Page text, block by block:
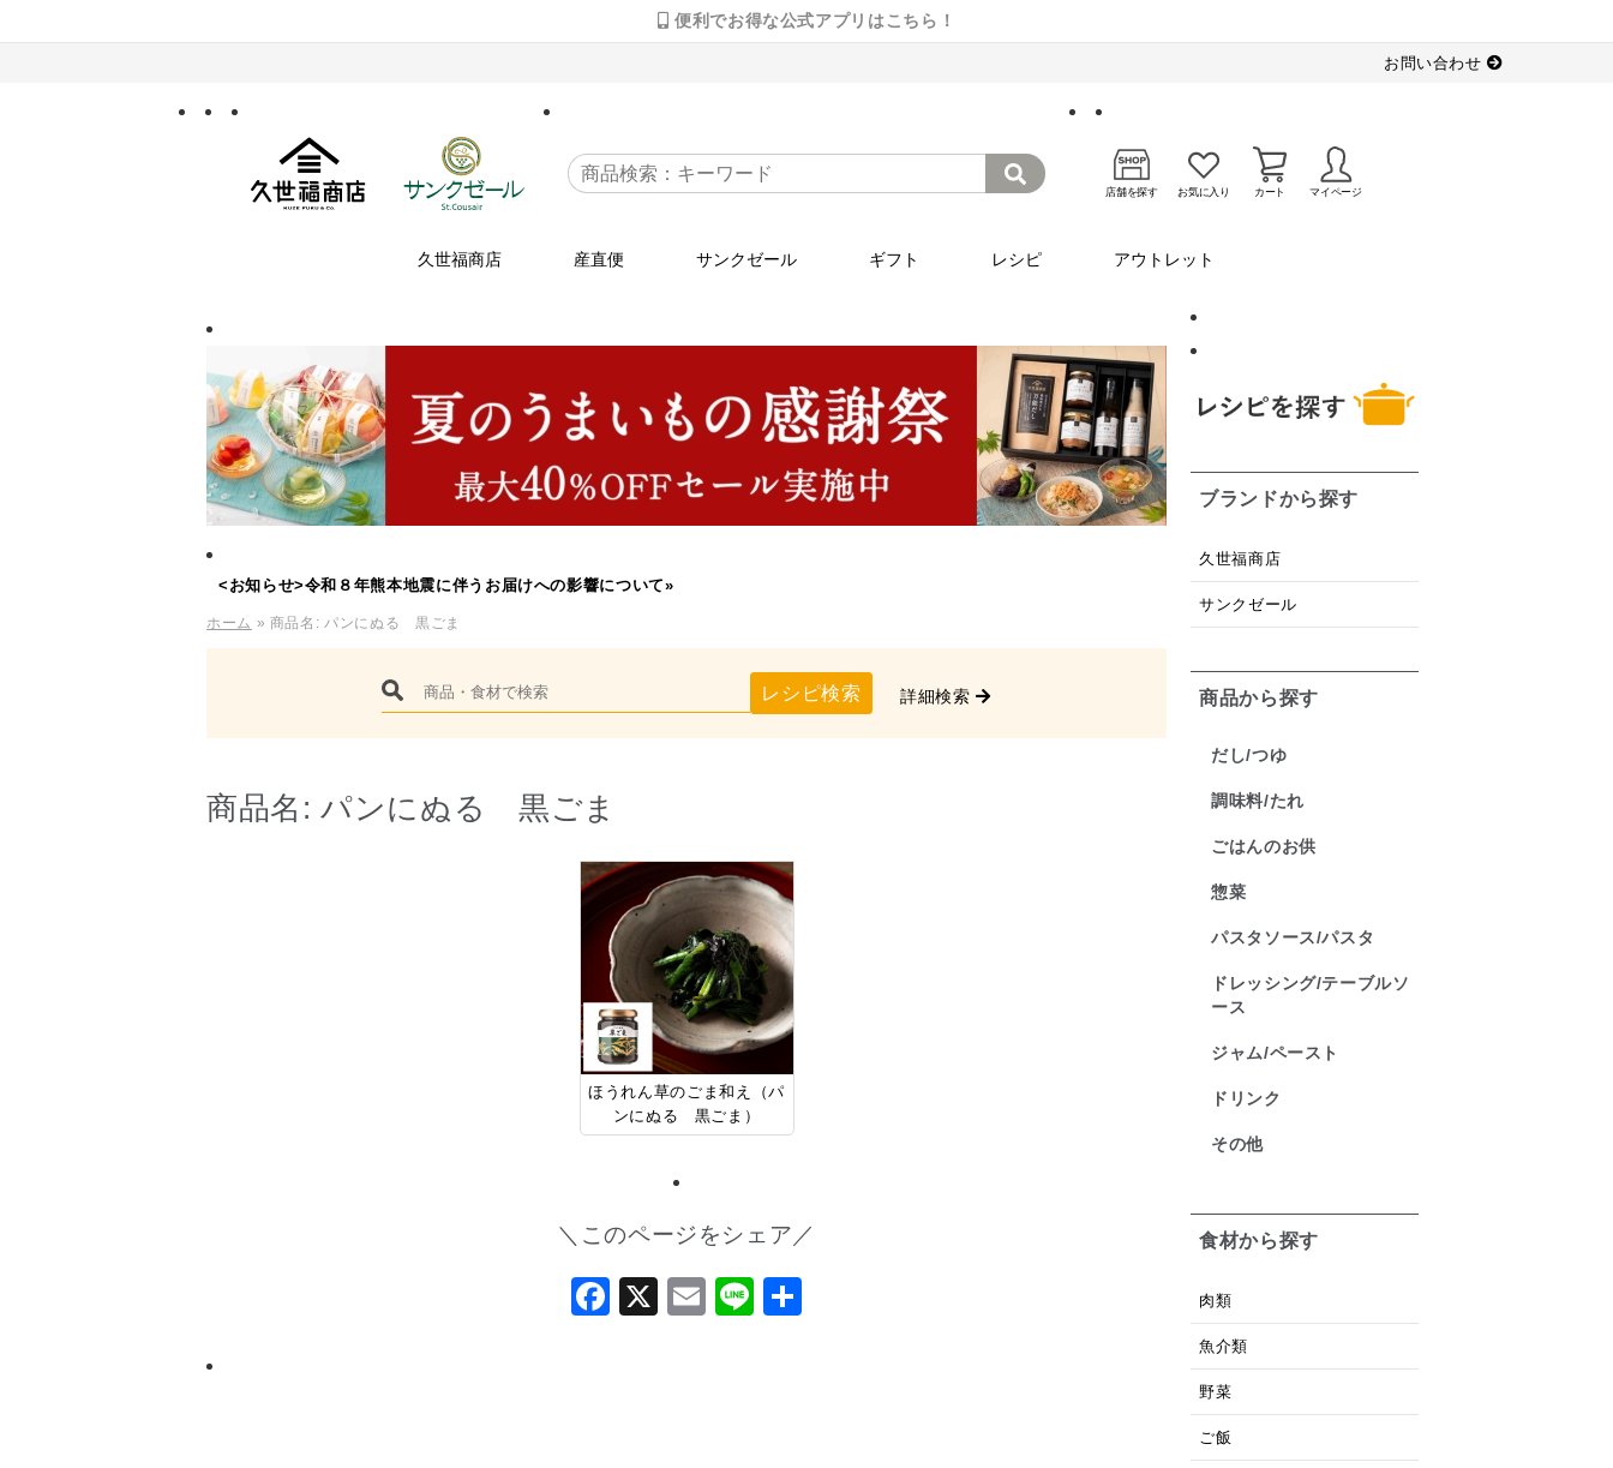
便利でお得な公式アプリはこちら！
お問い合わせ
店舗を探す お気に入り カート マイページ
久世福商店 産直便 サンクゼール ギフト レシピ アウトレット
<お知らせ>令和８年熊本地震に伴うお届けへの影響について»
ホーム » 商品名:パンにぬる 黒ごま
レシピ検索 詳細検索
商品名:パンにぬる 黒ごま
ほうれん草のごま和え（パ
ンにぬる 黒ごま）
＼このページをシェア／
Facebook
X Email
Line
ブランドから探す
久世福商店
サンクゼール
商品から探す
だし/つゆ
調味料/たれ
ごはんのお供
惣菜
パスタソース/パスタ
ドレッシング/テーブルソ
ース
ジャム/ペースト
ドリンク
その他
食材から探す
肉類
魚介類
野菜
ご飯